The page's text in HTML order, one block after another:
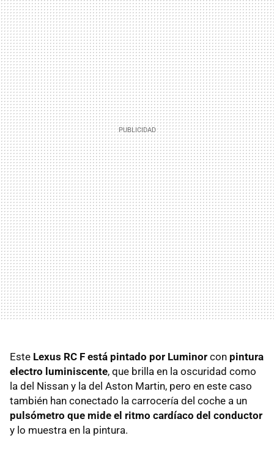
Este Lexus RC F está pintado por Luminor con pintura
electro luminiscente, que brilla en la oscuridad como
la del Nissan y la del Aston Martin, pero en este caso
también han conectado la carrocería del coche a un
pulsómetro que mide el ritmo cardíaco del conductor
y lo muestra en la pintura.